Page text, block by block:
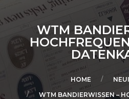
WTM
HOME
WTM BANDIERWISSEN –